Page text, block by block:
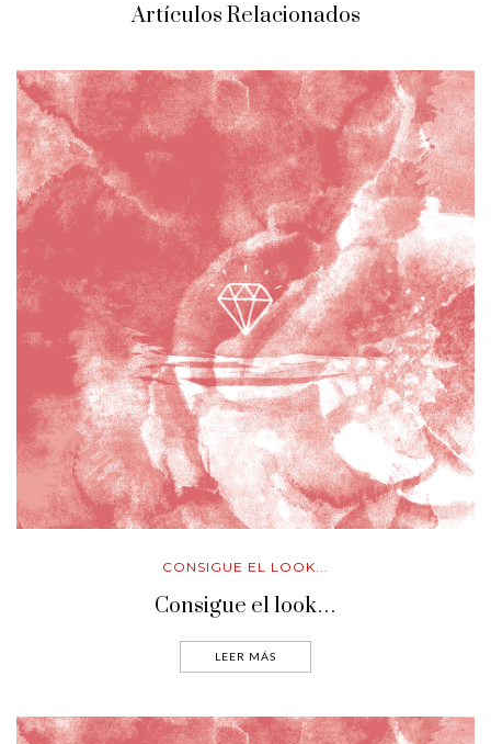
Artículos Relacionados
CONSIGUE EL LOOK...
Consigue el look…
LEER MÁS